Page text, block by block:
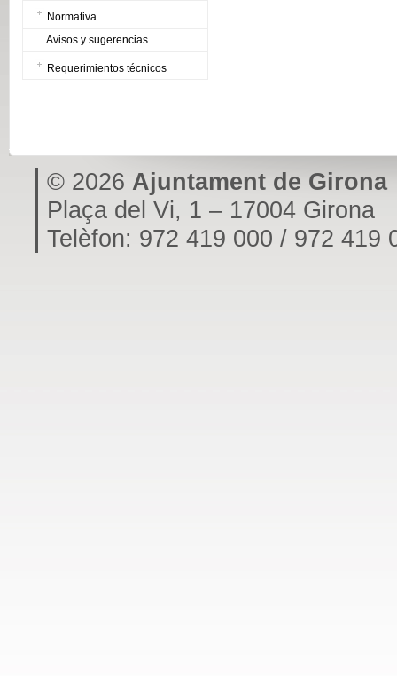
Normativa
Avisos y sugerencias
Requerimientos técnicos
© 2026 Ajuntament de Girona
Plaça del Vi, 1 – 17004 Girona
Telèfon: 972 419 000 / 972 419